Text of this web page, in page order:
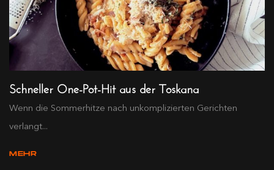
Schneller One-Pot-Hit aus der Toskana
Wenn die Sommerhitze nach unkomplizierten Gerichten
verlangt...
MEHR